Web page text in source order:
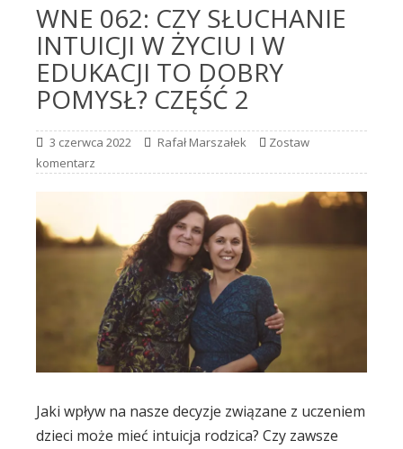
WNE 062: CZY SŁUCHANIE
INTUICJI W ŻYCIU I W
EDUKACJI TO DOBRY
POMYSŁ? CZĘŚĆ 2
3 czerwca 2022 Rafał Marszałek
Zostaw
komentarz
Jaki wpływ na nasze decyzje związane z uczeniem
dzieci może mieć intuicja rodzica? Czy zawsze